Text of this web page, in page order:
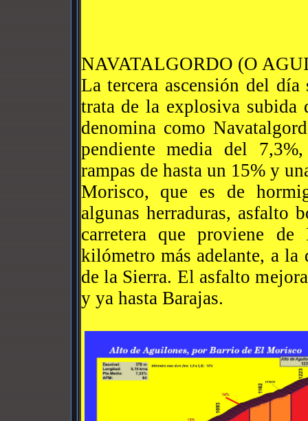
NAVATALGORDO (O
La tercera ascensión del día
trata de la explosiva
denomina como
pendiente media del
rampas de hasta un 15% y
Morisco, que es de
algunas herraduras, asfalto
carretera que proviene
kilómetro más adelante, a la
de la Sierra. El asfalto
y ya hasta Barajas.